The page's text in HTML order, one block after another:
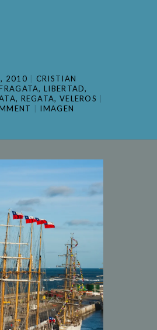
2010
CRISTIAN
,LIBERTAD,
, REGATA, VELEROS
IMAGEN